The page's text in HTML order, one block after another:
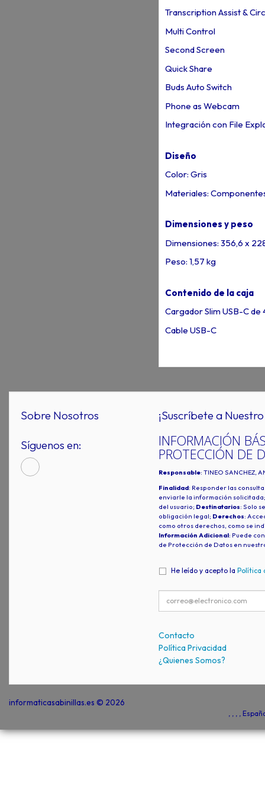
Transcription Assist &
Multi Control
Second Screen
Quick Share
Buds Auto Switch
Phone as Webcam
Integración con File
Diseño
Color: Gris
Materiales:
Dimensiones y peso
Dimensiones: 356,6 x
Peso: 1,57 kg
Contenido de la caja
Cargador Slim USB-C de
Cable USB-C
Sobre Nosotros
Síguenos en:
¡Suscríbete a
INFORMACIÓN
PROTECCIÓN DE
Responsable: TINEO SANCHEZ,
Finalidad: Responder las
enviarle la información
del usuario; Destinatarios: Solo
obligación legal; Derechos:
como otros derechos, como se
Información Adicional: Puede
de Protección de Datos en
He leído y acepto la Política
Contacto
Política Privacidad
¿Quienes Somos?
informaticasabinillas.es © 2026
, , , ,